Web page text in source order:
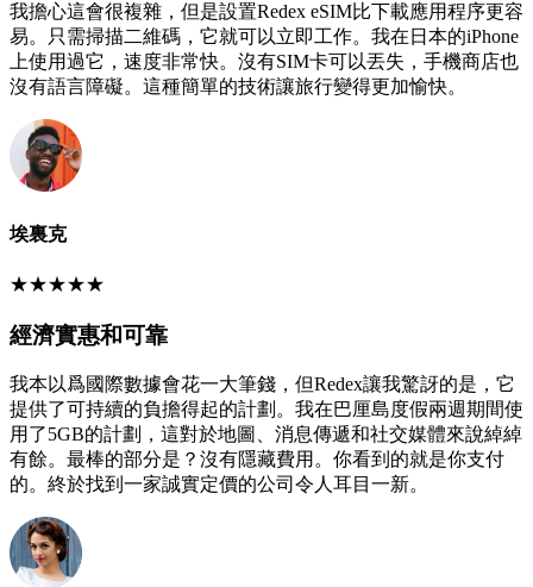
我擔心這會很複雜，但是設置Redex eSIM比下載應用程序更容
易。只需掃描二維碼，它就可以立即工作。我在日本的iPhone
上使用過它，速度非常快。沒有SIM卡可以丟失，手機商店也
沒有語言障礙。這種簡單的技術讓旅行變得更加愉快。
埃裏克
★★★★★
經濟實惠和可靠
我本以爲國際數據會花一大筆錢，但Redex讓我驚訝的是，它
提供了可持續的負擔得起的計劃。我在巴厘島度假兩週期間使
用了5GB的計劃，這對於地圖、消息傳遞和社交媒體來說綽綽
有餘。最棒的部分是？沒有隱藏費用。你看到的就是你支付
的。終於找到一家誠實定價的公司令人耳目一新。